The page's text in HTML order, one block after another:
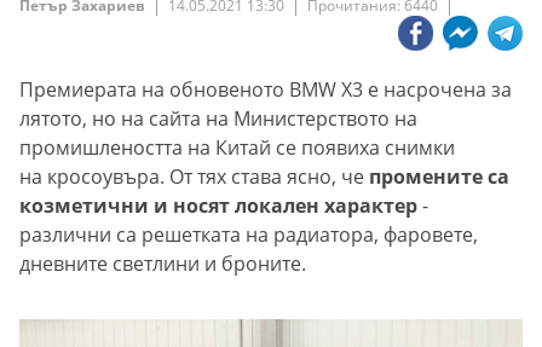
Петър Захариев 14.05.2021 13:30 Прочитания: 6440
Премиерата на обновеното BMW X3 е насрочена за
лятото, но на сайта на Министерството на
промишлеността на Китай се появиха снимки
на кросоувъра. От тях става ясно, че промените са
козметични и носят локален характер-
различни са решетката на радиатора, фаровете,
дневните светлини и броните.